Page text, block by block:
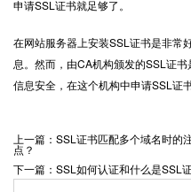
申请SSL证书就足够了。
在网站服务器上安装SSL证书是非常
息。然而，由CA机构颁发的SSL证
信息安全，在这个机构中申请SSL证
上一篇：SSL证书匹配多个域名时
点？
下一篇：SSL如何认证和什么是SSL